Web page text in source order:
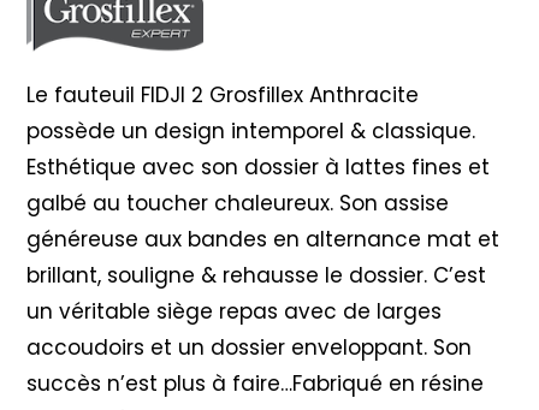
Le fauteuil FIDJI 2 Grosfillex Anthracite
possède un design intemporel & classique.
Esthétique avec son dossier à lattes fines et
galbé au toucher chaleureux. Son assise
généreuse aux bandes en alternance mat et
brillant, souligne & rehausse le dossier. C’est
un véritable siège repas avec de larges
accoudoirs et un dossier enveloppant. Son
succès n’est plus à faire…Fabriqué en résine